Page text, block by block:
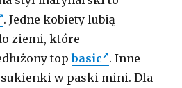
. Jedne kobiety lubią
ziemi, które
topbasic . Inne
w paski mini. Dla